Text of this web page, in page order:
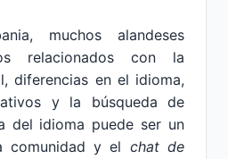
muchos alandeses
relacionados con la
diferencias en el idioma,
y la búsqueda de
del idioma puede ser un
comunidad y el chat de